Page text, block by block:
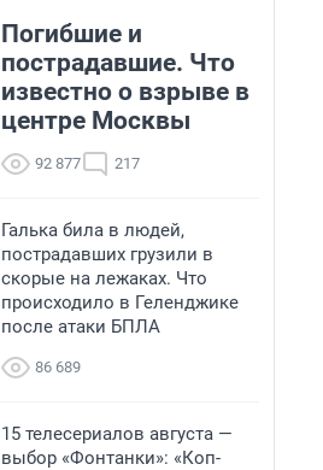
Погибшие и
пострадавшие. Что
известно о взрыве в
центре Москвы
92 877 217
Галька била в людей,
пострадавших грузили в
скорые на лежаках. Что
происходило в Геленджике
после атаки БПЛА
86 689
15 телесериалов августа —
выбор «Фонтанки»: «Коп-